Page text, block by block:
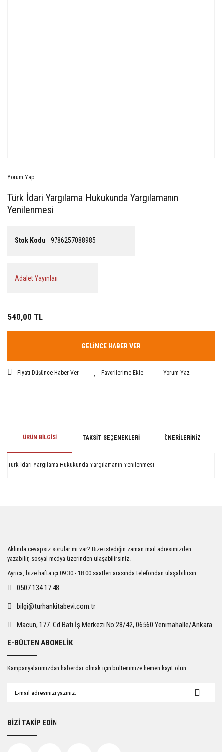
Yorum Yap
Türk İdari Yargılama Hukukunda Yargılamanın
Yenilenmesi
Stok Kodu 9786257088985
Adalet Yayınları
540,00 TL
GELİNCE HABER VER
Fiyatı Düşünce Haber Ver Yorum Yaz
ÜRÜN BILGISI TAKSIT SEÇENEKLERI ÖNERILERINIZ
Türk İdari Yargılama Hukukunda Yargılamanın Yenilenmesi
Ürün açıklamasında eksik bilgiler bulunuyor.
Ürün bilgilerinde hatalar bulunuyor.
Ürün fiyatı diğer sitelerden daha pahalı.
Gönder
Aklında cevapsız sorular mı var? Bize istediğin zaman mail adresimizden
yazabilir, sosyal medya üzerinden ulaşabilirsiniz.
Ayrıca, bize hafta içi 09:30 - 18:00 saatleri arasında telefondan ulaşabilirsin.
0507 134 17 48
bilgi@turhankitabevi.com.tr
Macun, 177. Cd Batı İş Merkezi No:28/42, 06560 Yenimahalle/Ankara
E-BÜLTEN ABONELİK
Kampanyalarımızdan haberdar olmak için bültenimize hemen kayıt olun.
BİZİ TAKİP EDİN